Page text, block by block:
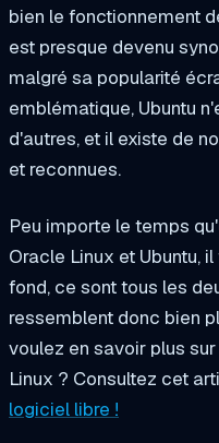
bien le fonctionnement
est presque devenu
malgré sa popularité
emblématique, Ubuntu
d'autres, et il existe de
et reconnues.
Peu importe le temps
Oracle Linux et Ubuntu,
fond, ce sont tous les
ressemblent donc bien
voulez en savoir plus
Linux ? Consultez cet
logiciel libre !